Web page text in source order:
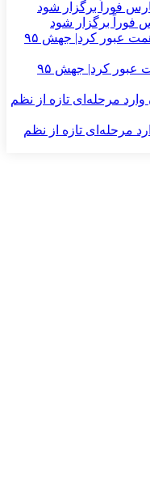
فوراً برگزار شود
درآمدهای عملیاتی بانك ملت از ۱۶۰ همت عبور كرد| جهش ۹۵
مرحله‌ای تازه از نظم